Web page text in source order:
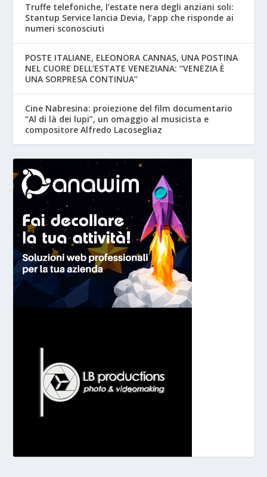
Truffe telefoniche, l’estate nera degli anziani soli:
Stantup Service lancia Devia, l’app che risponde ai
numeri sconosciuti
POSTE ITALIANE, ELEONORA CANNAS, UNA POSTINA
NEL CUORE DELL’ESTATE VENEZIANA: “VENEZIA È
UNA SORPRESA CONTINUA”
Cine Nabresina: proiezione del film documentario
“Al di là dei lupi”, un omaggio al musicista e
compositore Alfredo Lacosegliaz